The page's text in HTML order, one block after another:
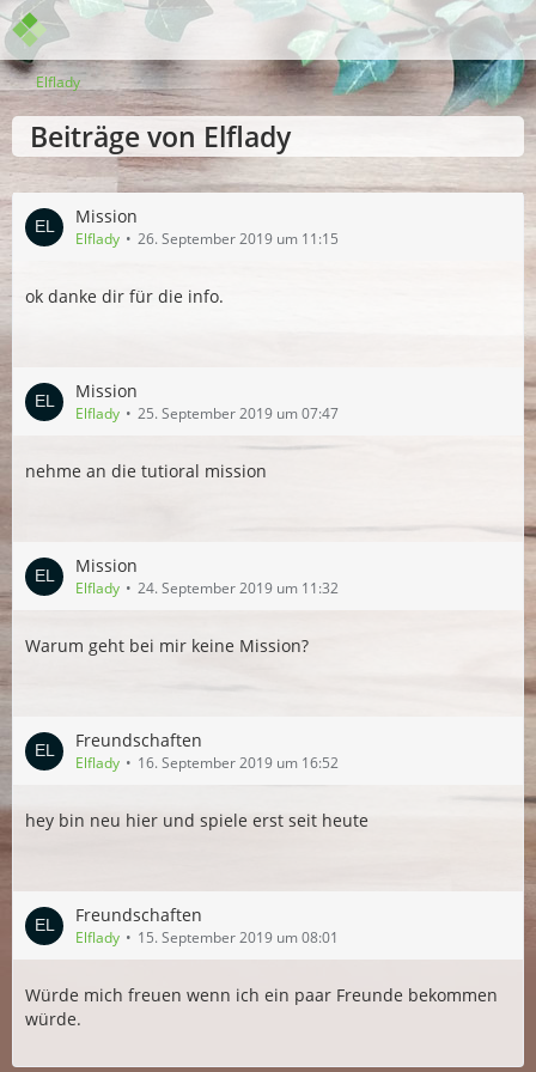
Elflady
Beiträge von Elflady
Mission
Elflady 26. September 2019 um 11:15
ok danke dir für die info.
Mission
Elflady 25. September 2019 um 07:47
nehme an die tutioral mission
Mission
Elflady 24. September 2019 um 11:32
Warum geht bei mir keine Mission?
Freundschaften
Elflady 16. September 2019 um 16:52
hey bin neu hier und spiele erst seit heute
Freundschaften
Elflady 15. September 2019 um 08:01
Würde mich freuen wenn ich ein paar Freunde bekommen
würde.